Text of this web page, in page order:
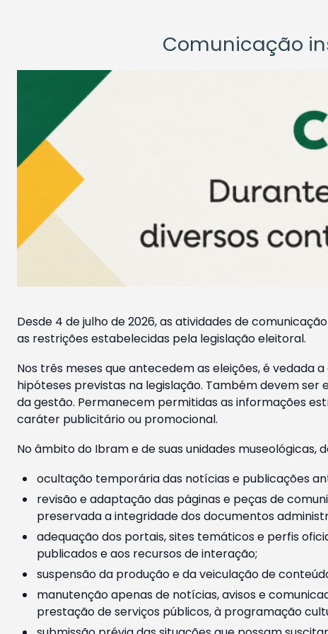
Comunicação
Desde 4 de julho de 2026, as atividades de
as restrições estabelecidas pela legislação eleitoral.
Nos três meses que antecedem as eleições, é vedada
hipóteses previstas na legislação. Também devem
da gestão. Permanecem permitidas as informações
caráter publicitário ou promocional.
No âmbito do Ibram e de suas unidades museológicas,
ocultação temporária das notícias e publicações
revisão e adaptação das páginas e peças de
preservada a integridade dos documentos
adequação dos portais, sites temáticos e perfis
publicados e aos recursos de interação;
suspensão da produção e da veiculação de
manutenção apenas de notícias, avisos e
prestação de serviços públicos, à programação